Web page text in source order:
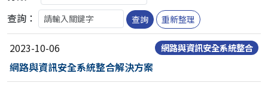
查詢：
2023-10-06 網路與資訊安全系統整合
網路與資訊安全系統整合解決方案